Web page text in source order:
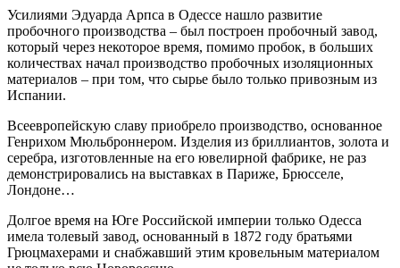
Усилиями Эдуарда Арпса в Одессе нашло развитие
пробочного производства – был построен пробочный завод,
который через некоторое время, помимо пробок, в больших
количествах начал производство пробочных изоляционных
материалов – при том, что сырье было только привозным из
Испании.
Всеевропейскую славу приобрело производство, основанное
Генрихом Мюльброннером. Изделия из бриллиантов, золота и
серебра, изготовленные на его ювелирной фабрике, не раз
демонстрировались на выставках в Париже, Брюсселе,
Лондоне…
Долгое время на Юге Российской империи только Одесса
имела толевый завод, основанный в 1872 году братьями
Грюцмахерами и снабжавший этим кровельным материалом